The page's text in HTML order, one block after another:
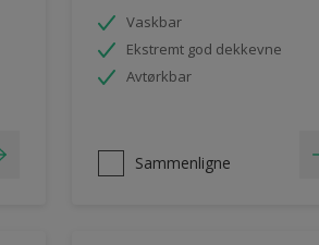
Vaskbar
Ekstremt god dekkevne
Avtørkbar
Sammenligne